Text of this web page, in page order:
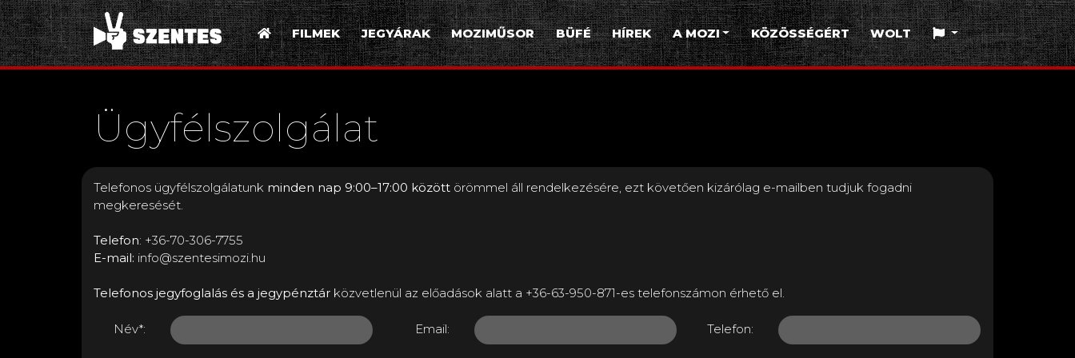
FILMEK JEGYÁRAK MOZIMŰSOR BÜFÉ HÍREK A MOZI KÖZÖSSÉGÉRT WOLT
Ügyfélszolgálat
Telefonos ügyfélszolgálatunk minden nap 9:00–17:00 között örömmel áll rendelkezésére, ezt követően kizárólag e-mailben tudjuk fogadni
megkeresését.
Telefon: +36-70-306-7755
E-mail: info@szentesimozi.hu
Telefonos jegyfoglalás és a jegypénztár közvetlenül az előadások alatt a +36-63-950-871-es telefonszámon érhető el.
Név*: Email: Telefon: